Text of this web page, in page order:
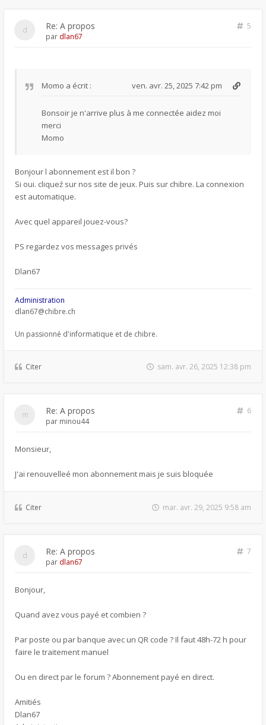
Re: A propos
5
par dlan67
Momo a écrit : ven. avr. 25, 2025 7:42 pm
Bonsoir je n'arrive plus à me connectée aidez moi
merci
Momo
Bonjour l abonnement est il bon ?
Si oui. cliqueź sur nos site de jeux. Puis sur chibre. La connexion
est automatique.
Avec quel appareil jouez-vous?
PS regardez vos messages privés
Dlan67
Administration
dlan67@chibre.ch
Un passionné d'informatique et de chibre.
Citer sam. avr. 26, 2025 12:38 pm
Re: A propos
6
par minou44
Monsieur,
J'ai renouvelleé mon abonnement mais je suis bloquée
Citer mar. avr. 29, 2025 9:58 am
Re: A propos
7
par dlan67
Bonjour,
Quand avez vous payé et combien ?
Par poste ou par banque avec un QR code ? Il faut 48h-72 h pour
faire le traitement manuel
Ou en direct par le forum ? Abonnement payé en direct.
Amitiés
Dlan67